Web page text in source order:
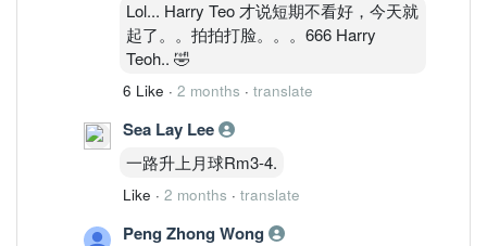
Lol... Harry Teo 才说短期不看好，今天就
起了。。拍拍打脸。。。666 Harry
Teoh.. 🤣
6 Like · 2 months · translate
Sea Lay Lee
一路升上月球Rm3-4.
Like · 2 months · translate
Peng Zhong Wong